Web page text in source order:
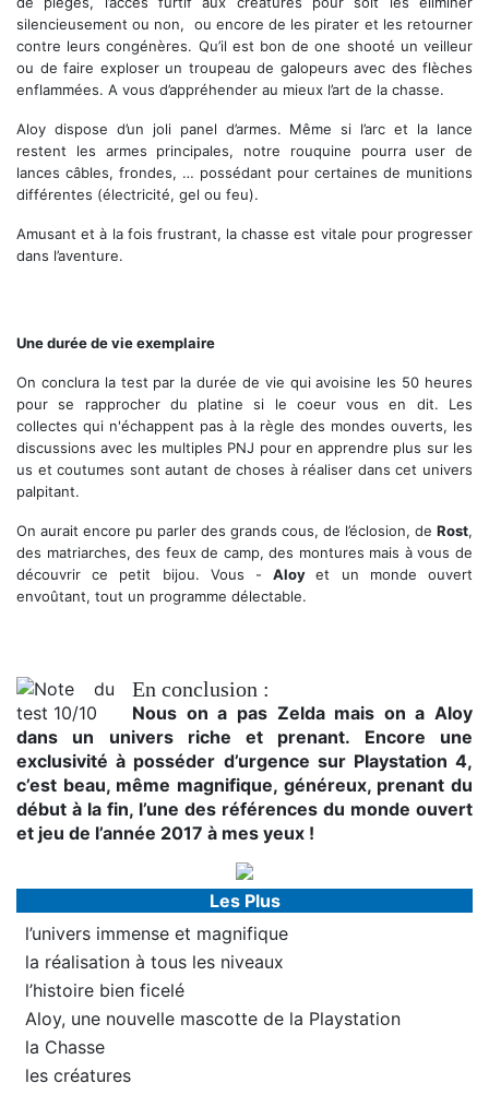
silencieusement ou non, ou encore de les pirater et les retourner
contre leurs congénères. Qu’il est bon de one shooté un veilleur
ou de faire exploser un troupeau de galopeurs avec des flèches
enflammées. A vous d’appréhender au mieux l’art de la chasse.
Aloy dispose d’un joli panel d’armes. Même si l’arc et la lance
restent les armes principales, notre rouquine pourra user de
lances câbles, frondes, … possédant pour certaines de munitions
différentes (électricité, gel ou feu).
Amusant et à la fois frustrant, la chasse est vitale pour progresser
dans l’aventure.
Une durée de vie exemplaire
On conclura la test par la durée de vie qui avoisine les 50 heures
pour se rapprocher du platine si le coeur vous en dit. Les
collectes qui n'échappent pas à la règle des mondes ouverts, les
discussions avec les multiples PNJ pour en apprendre plus sur les
us et coutumes sont autant de choses à réaliser dans cet univers
palpitant.
On aurait encore pu parler des grands cous, de l’éclosion, de Rost,
des matriarches, des feux de camp, des montures mais à vous de
découvrir ce petit bijou. Vous -Aloyet un monde ouvert
envoûtant, tout un programme délectable.
En conclusion :
Nous on a pas Zelda mais on a Aloy
dans un univers riche et prenant. Encore une
exclusivité à posséder d’urgence sur Playstation 4,
c’est beau, même magnifique, généreux, prenant du
début à la fin, l’une des références du monde ouvert
et jeu de l’année 2017 à mes yeux !
Les Plus
l’univers immense et magnifique
la réalisation à tous les niveaux
l’histoire bien ficelé
Aloy, une nouvelle mascotte de la Playstation
la Chasse
les créatures